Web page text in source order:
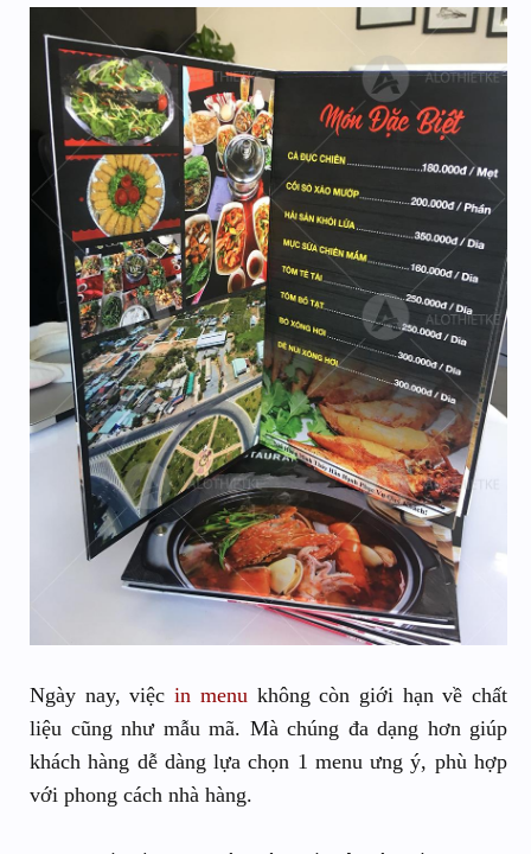
Ngày nay, việcin menu không còn giới hạn về chất
liệu cũng như mẫu mã. Mà chúng đa dạng hơn giúp
khách hàng dễ dàng lựa chọn 1 menu ưng ý, phù hợp
với phong cách nhà hàng.